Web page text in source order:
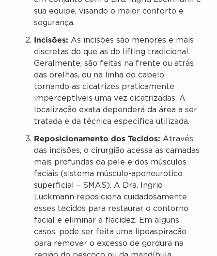
sua equipe, visando o maior conforto e
segurança.
Incisões: As incisões são menores e mais
discretas do que as do lifting tradicional.
Geralmente, são feitas na frente ou atrás
das orelhas, ou na linha do cabelo,
tornando as cicatrizes praticamente
imperceptíveis uma vez cicatrizadas. A
localização exata dependerá da área a ser
tratada e da técnica específica utilizada.
Reposicionamento dos Tecidos: Através
das incisões, o cirurgião acessa as camadas
mais profundas da pele e dos músculos
faciais (sistema músculo-aponeurótico
superficial – SMAS). A Dra. Ingrid
Luckmann reposiciona cuidadosamente
esses tecidos para restaurar o contorno
facial e eliminar a flacidez. Em alguns
casos, pode ser feita uma lipoaspiração
para remover o excesso de gordura na